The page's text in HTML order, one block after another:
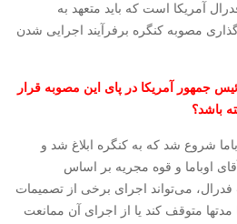
آمریکا است که باید متعهد به
مصوبه کنگره برفرآیند اجرایی شدن
جمهور آمریکا در پای این مصوبه قرار
باشد؟
شروع شد که به کنگره ابلاغ شد و
اوباما و قوه مجریه بر اساس
می‌تواند اجرای برخی از تصمیمات
متوقف کند یا از اجرای آن ممانعت